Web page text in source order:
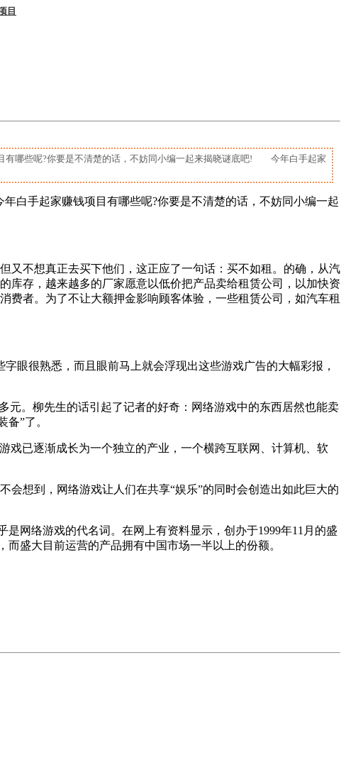
目
有哪些呢?你要是不清楚的话，不妨同小编一起来揭晓谜底吧! 今年白手起家
白手起家赚钱项目有哪些呢?你要是不清楚的话，不妨同小编一起
不想真正去买下他们，这正应了一句话：买不如租。的确，从汽
库存，越来越多的厂家愿意以低价把产品卖给租赁公司，以加快资
费者。为了不让大额押金影响顾客体验，一些租赁公司，如汽车租
很熟悉，而且眼前马上就会浮现出这些游戏广告的大幅彩报，
。柳先生的话引起了记者的好奇：网络游戏中的东西居然也能卖
”了。
已逐渐成长为一个独立的产业，一个横跨互联网、计算机、软
想到，网络游戏让人们在共享“娱乐”的同时会创造出如此巨大的
网络游戏的代名词。在网上有资料显示，创办于1999年11月的盛
盛大目前运营的产品拥有中国市场一半以上的份额。